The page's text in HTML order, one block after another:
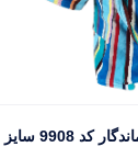
حوله پالتویی کودک ماندگار کد 9908 سایز